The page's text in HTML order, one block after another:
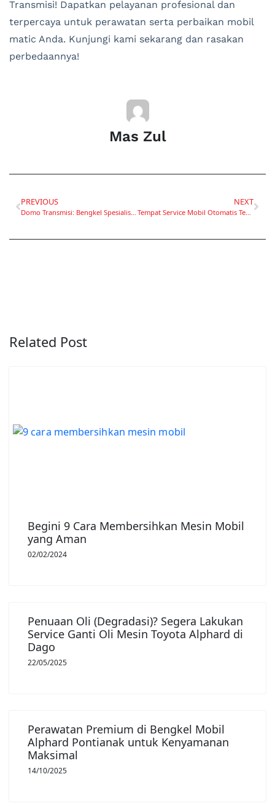
Transmisi! Dapatkan pelayanan profesional dan
terpercaya untuk perawatan serta perbaikan mobil
matic Anda. Kunjungi kami sekarang dan rasakan
perbedaannya!
Mas Zul
PREVIOUS
Domo Transmisi: Bengkel Spesialis Mobil Matic Terbaik di Surabaya untuk Performa Optimal
NEXT
Tempat Service Mobil Otomatis Terdekat di Surabaya: Domo Transmisi, Solusi Terbaik untuk Kendaraan Anda
Related Post
Begini 9 Cara Membersihkan Mesin Mobil
yang Aman
02/02/2024
Penuaan Oli (Degradasi)? Segera Lakukan
Service Ganti Oli Mesin Toyota Alphard di
Dago
22/05/2025
Perawatan Premium di Bengkel Mobil
Alphard Pontianak untuk Kenyamanan
Maksimal
14/10/2025